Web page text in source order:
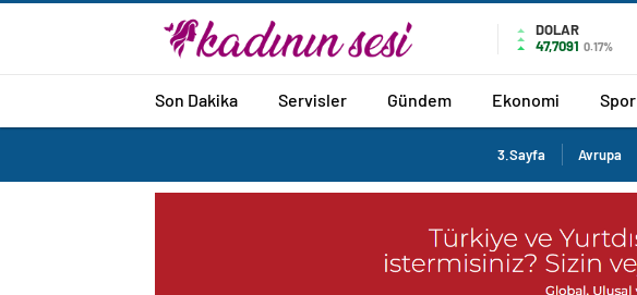
DOLAR
47,7091 0.17%
Son Dakika Servisler Gündem Ekonomi Spor
3.Sayfa Avrupa